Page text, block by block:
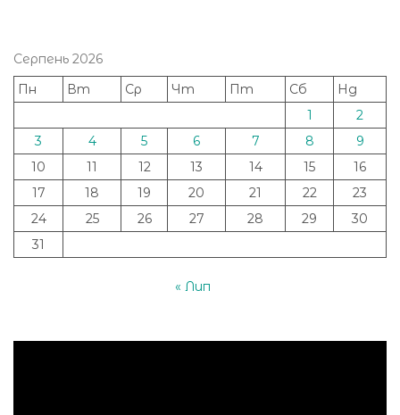
Серпень 2026
Пн
Вт Ср Чт Пт Сб
Нд
1
2
3
4 5 6 7 8
9
10
11 12 13 14 15
16
17
18 19 20 21 22
23
24
25 26 27 28 29
30
31
« Лип